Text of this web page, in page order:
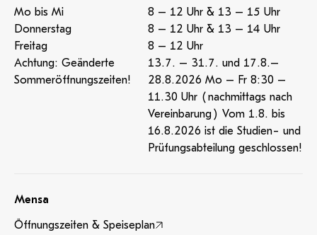
Mo bis Mi
8 – 12 Uhr & 13 – 15 Uhr
Donnerstag
8 – 12 Uhr & 13 – 14 Uhr
Freitag
8 – 12 Uhr
Achtung: Geänderte
Sommeröffnungszeiten!
13.7. – 31.7. und 17.8.–
28.8.2026 Mo – Fr 8:30 –
11.30 Uhr (nachmittags nach
Vereinbarung) Vom 1.8. bis
16.8.2026 ist die Studien- und
Prüfungsabteilung geschlossen!
Mensa
Öffnungszeiten & Speiseplan